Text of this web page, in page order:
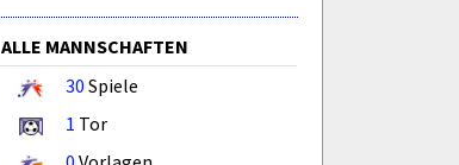
ALLE MANNSCHAFTEN
30 Spiele
1 Tor